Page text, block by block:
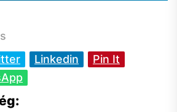
Linkedin
Pin It